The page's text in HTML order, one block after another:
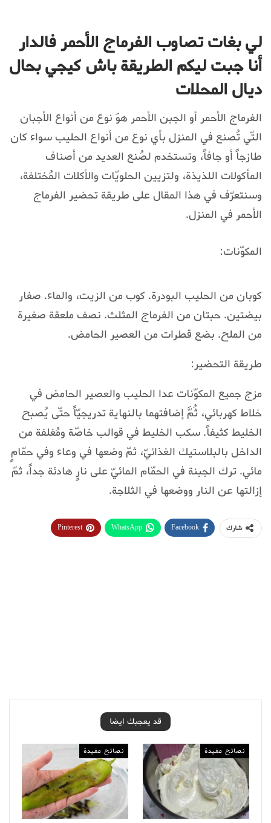
لي بغات تصاوب الفرماج الأحمر فالدار
أنا جبت ليكم الطريقة باش كيجي بحال
ديال المحلات
الفرماج الأحمر أو الجبن الأحمر هوَ نوع من أنواع الأجبان
التّي تُصنع في المنزل بأي نوع من أنواع الحليب سواء كان
طازجاً أو جافاً، وتستخدم لصُنع العديد من أصناف
المأكولات اللذيذة، ولتزيين الحلويّات والأكلات المُختلفة،
وسنتعرّف في هذا المقال على طريقة تحضير الفرماج
الأحمر في المنزل.
المكوّنات:
كوبان من الحليب البودرة. كوب من الزيت، والماء. صفار
بيضتين. حبتان من الفرماج المثلث. نصف ملعقة صغيرة
من الملح. بضع قطرات من العصير الحامض.
طريقة التحضير:
مزج جميع المكوّنات عدا الحليب والعصير الحامض في
خلاط كهربائي، ثُمَّ إضافتهما بالنهاية تدريجيّاً حتّى يُصبح
الخليط كثيفاً. سكب الخليط في قوالب خاصّة ومُغلفة من
الداخل بالبلاستيك الغذائيّ، ثمّ وضعها في وعاء وفي حمّامٍ
مائي. ترك الجبنة في الحمّام المائيّ على نارٍ هادئة جداً، ثمّ
إزالتها عن النار ووضعها في الثلاجة.
شارك Facebook
WhatsApp
Pinterest
قد يعجبك ايضا
نصائح مفيدة نصائح مفيدة